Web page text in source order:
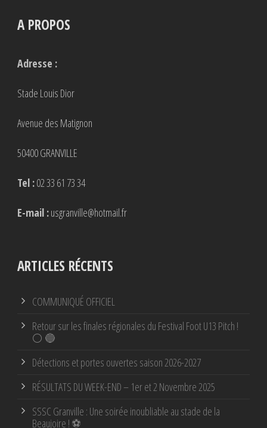
A PROPOS
Adresse :
Stade Louis Dior
Avenue des Matignon
50400 GRANVILLE
Tel :02 33 61 73 34
E-mail :usgranville@hotmail.fr
ARTICLES RÉCENTS
COMMUNIQUÉ OFFICIEL
Retour sur les finales régionales du Festival Foot U13 Pitch !
⚪ 🔵
Détections et portes ouvertes saison 2026-2027
RÉSULTATS DU WEEK-END – 1er et 2 Novembre 2025
SSSC Granville : Une soirée inoubliable au stade de la
Beaujoire ! ⚽